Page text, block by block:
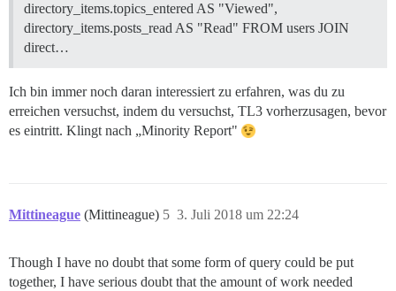
directory_items.topics_entered AS "Viewed",
directory_items.posts_read AS "Read" FROM users JOIN
direct…
Ich bin immer noch daran interessiert zu erfahren, was du zu
erreichen versuchst, indem du versuchst, TL3 vorherzusagen, bevor
es eintritt. Klingt nach „Minority Report"
Mittineague (Mittineague) 3. Juli 2018 um 22:24
5
Though I have no doubt that some form of query could be put
together, I have serious doubt that the amount of work needed